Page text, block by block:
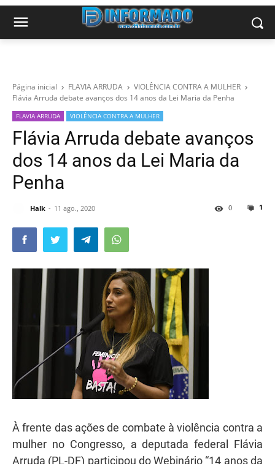
Página inicial FLAVIA ARRUDA
VIOLÊNCIA CONTRA A MULHER
Flávia Arruda debate avanços dos 14 anos da Lei Maria da Penha
FLAVIA ARRUDA VIOLÊNCIA CONTRA A MULHER
Flávia Arruda debate avanços
dos 14 anos da Lei Maria da
Penha
Halk 11 ago., 2020 1
0
À frente das ações de combate à violência contra a
mulher no Congresso, a deputada federal Flávia
Arruda (PL-DF) participou do Webinário “14 anos da